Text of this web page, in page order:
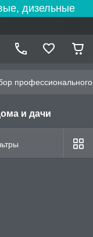
дизельные
и дачи